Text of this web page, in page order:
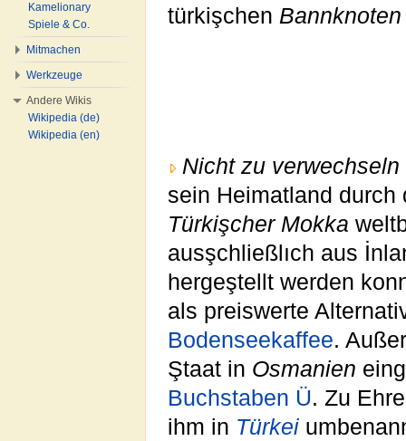
türkişchen Bannknoten
Nicht zu verwechseln
sein Heimatland
Türkişcher Mokka
ausşchließlıch aus
hergeştellt werden
als preiswerte
Bodenseekaffee.
Ştaat in Osmanien
Buchstaben Ü. Zu
ihm in Türkei
Kamelionary
Spiele & Co.
Mitmachen
Werkzeuge
Andere Wikis
Wikipedia (de)
Wikipedia (en)